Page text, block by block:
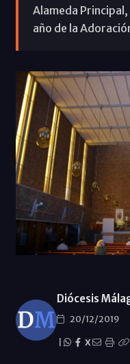
Alameda
año de la
Diócesis
20/12/2019
X